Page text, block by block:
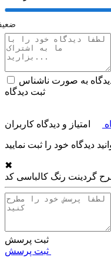
به صورت ناشناس
ثبت دیدگاه
امتیاز و دیدگاه کاربران
دیدگاه خود را ثبت نمایید
✖
ثبت پرسش